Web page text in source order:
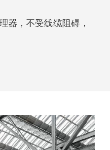
器，不受线缆阻碍，